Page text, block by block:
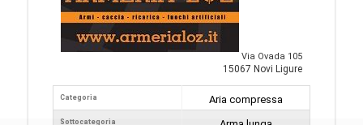
Via Ovada 105
15067 Novi Ligure
Categoria
Sottocategoria
Aria compressa